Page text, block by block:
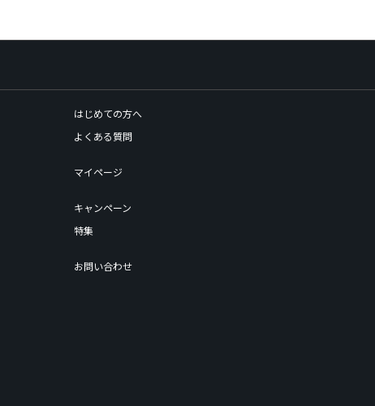
はじめての方へ
よくある質問
マイページ
キャンペーン
特集
お問い合わせ